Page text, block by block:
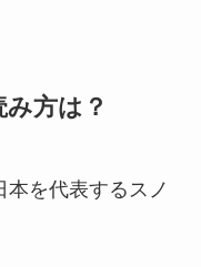
方は？
を代表するスノ